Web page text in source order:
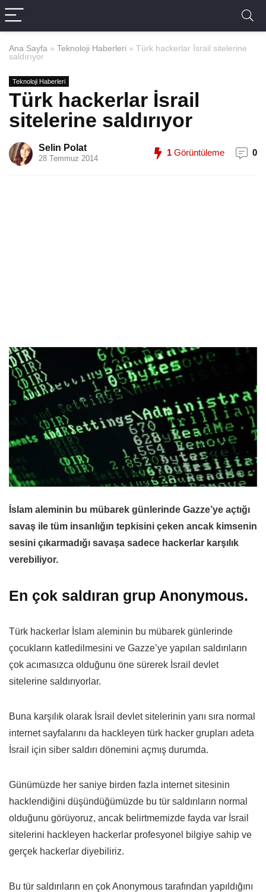
Ana Sayfa » Teknoloji Haberleri » Türk hackerlar İsrail sitelerine
saldırıyor
Teknoloji Haberleri
Türk hackerlar İsrail
sitelerine saldırıyor
Selin Polat
28 Temmuz 2014
1 Görüntüleme 0
İslam aleminin bu mübarek günlerinde Gazze’ye açtığı
savaş ile tüm insanlığın tepkisini çeken ancak kimsenin
sesini çıkarmadığı savaşa sadece hackerlar karşılık
verebiliyor.
En çok saldıran grup Anonymous.
Türk hackerlar İslam aleminin bu mübarek günlerinde
çocukların katledilmesini ve Gazze’ye yapılan saldırıların
çok acımasızca olduğunu öne sürerek İsrail devlet
sitelerine saldırıyorlar.
Buna karşılık olarak İsrail devlet sitelerinin yanı sıra normal
internet sayfalarını da hackleyen türk hacker grupları adeta
İsrail için siber saldırı dönemini açmış durumda.
Günümüzde her saniye birden fazla internet sitesinin
hacklendiğini düşündüğümüzde bu tür saldırıların normal
olduğunu görüyoruz, ancak belirtmemizde fayda var İsrail
sitelerini hackleyen hackerlar profesyonel bilgiye sahip ve
gerçek hackerlar diyebiliriz.
Bu tür saldırıların en çok Anonymous tarafından yapıldığını